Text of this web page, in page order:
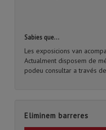
Sabies que...
Les exposicions van
Actualment disposem de
podeu consultar a través
Eliminem barreres